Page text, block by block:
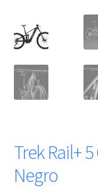
Trek Rail+
Negro